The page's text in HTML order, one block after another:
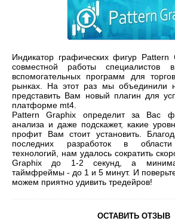
Индикатор графических фигур Pattern
совместной работы специалистов
вспомогательных программ для
рынках. На этот раз мы объединили
представить Вам новый плагин для
платформе mt4.
Pattern Graphix определит за Вас
анализа и даже подскажет, какие
профит Вам стоит установить.
последних разработок в
технологий, нам удалось сократить
Graphix до 1-2 секунд, а
таймфреймы - до 1 и 5 минут. И
можем приятно удивить тредейров!
ОСТАВИТЬ ОТЗЫВ